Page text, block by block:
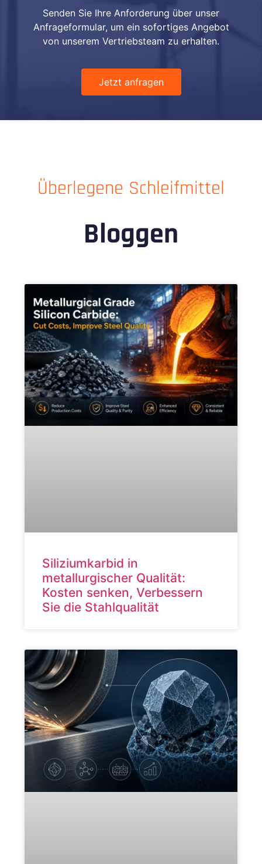
Senden Sie Ihre Anforderung über unser
Anfrageformular, um ein sofortiges Angebot
von unserem Vertriebsteam zu erhalten.
Jetzt anfragen
Überlegene Schleifmittel
Bloggen
Siliziumkarbid in
metallurgischer Qualität:
Kosten senken, Verbessern
Sie die Stahlqualität